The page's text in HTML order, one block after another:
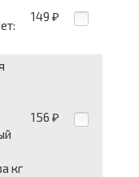
149 ₽
кг
156 ₽